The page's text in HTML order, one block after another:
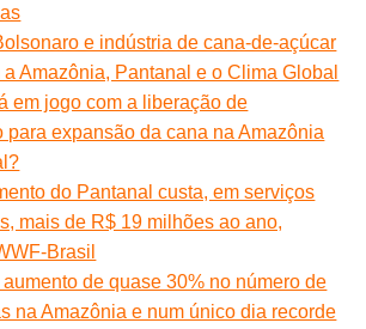
e indústria de cana-de-açúcar
Amazônia, Pantanal e o Clima Global
em jogo com a liberação de
para expansão da cana na Amazônia
do Pantanal custa, em serviços
mais de R$ 19 milhões ao ano,
Brasil
de quase 30% no número de
na Amazônia e num único dia recorde